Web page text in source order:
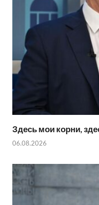
Здесь мои корни,
06.08.2026